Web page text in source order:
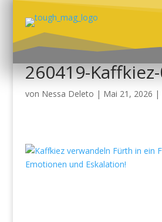
260419-
von Nessa Deleto | Mai 21, 2026 |